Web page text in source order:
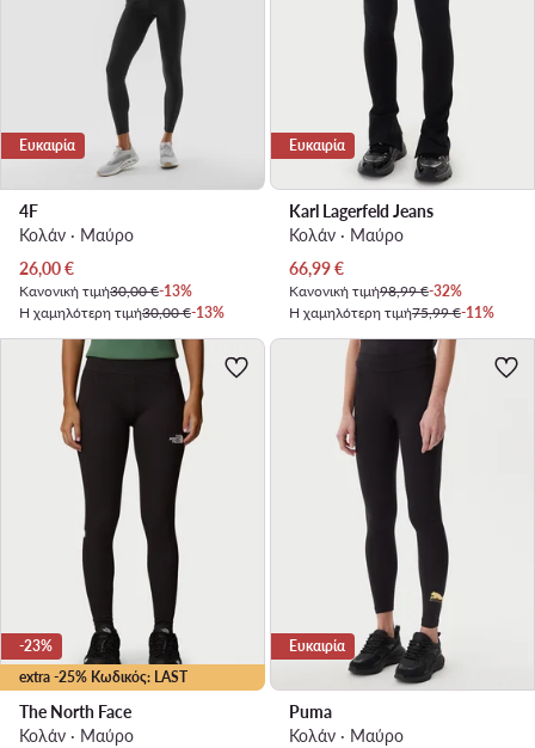
Ευκαιρία
4F
Κολάν · Μαύρο
Τρέχουσα τιμή
26,00€
Κανονική τιμή30,00 €-13%
Η χαμηλότερη τιμή30,00 €-13%
Ευκαιρία
Karl Lagerfeld Jeans
Κολάν · Μαύρο
Τρέχουσα τιμή
66,99€
Κανονική τιμή98,99 €-32%
Η χαμηλότερη τιμή75,99 €-11%
extra -25% Κωδικός: LAST
-23%
The North Face
Κολάν · Μαύρο
Ευκαιρία
Puma
Κολάν · Μαύρο